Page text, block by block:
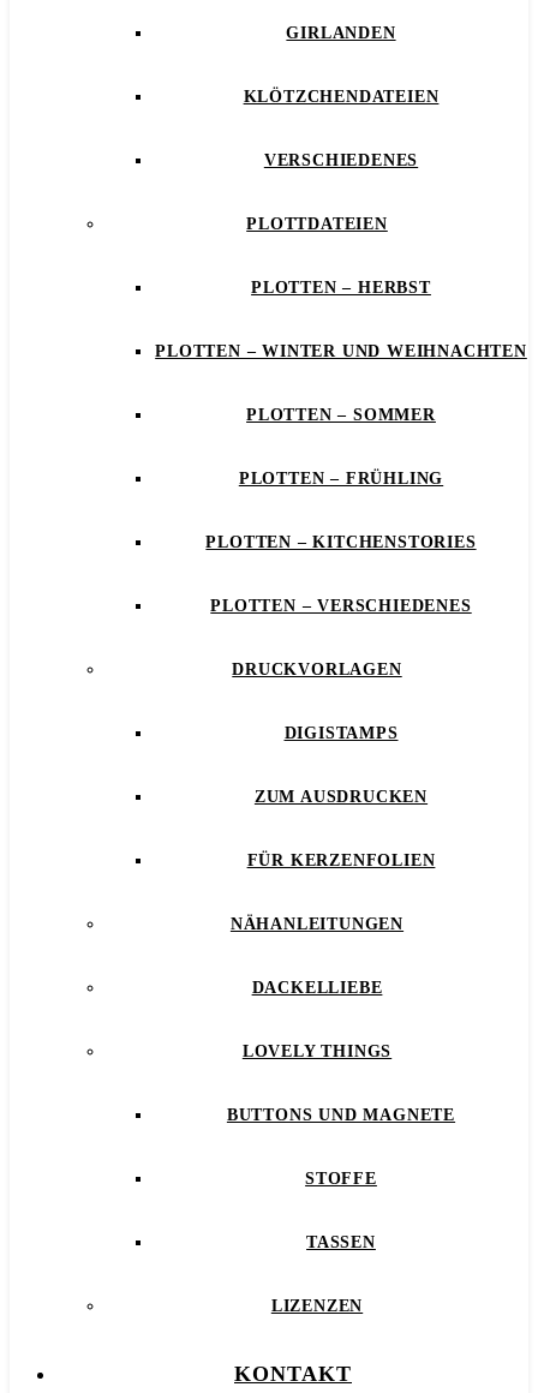
GIRLANDEN
KLÖTZCHENDATEIEN
VERSCHIEDENES
PLOTTDATEIEN
PLOTTEN – HERBST
PLOTTEN – WINTER UND WEIHNACHTEN
PLOTTEN – SOMMER
PLOTTEN – FRÜHLING
PLOTTEN – KITCHENSTORIES
PLOTTEN – VERSCHIEDENES
DRUCKVORLAGEN
DIGISTAMPS
ZUM AUSDRUCKEN
FÜR KERZENFOLIEN
NÄHANLEITUNGEN
DACKELLIEBE
LOVELY THINGS
BUTTONS UND MAGNETE
STOFFE
TASSEN
LIZENZEN
KONTAKT